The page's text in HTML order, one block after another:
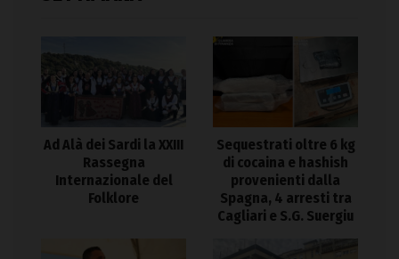
Ad Alà dei Sardi la XXIII
Rassegna
Internazionale del
Folklore
Sequestrati oltre 6 kg
di cocaina e hashish
provenienti dalla
Spagna, 4 arresti tra
Cagliari e S.G. Suergiu